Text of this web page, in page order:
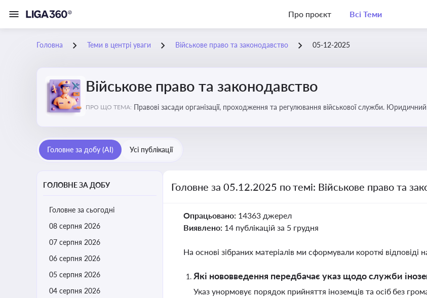
Про проєкт Всі Теми
Головна Теми в центрі уваги Військове право та законодавство 05-12-2025
Військове право та законодавство
ПРО ЩО ТЕМА: Правові засади організації, проходження та регулювання військової служби. Юридичний
Головне за добу (AI) Усі публікації
ГОЛОВНЕ ЗА ДОБУ
Головне за сьогодні
08 серпня 2026
07 серпня 2026
06 серпня 2026
05 серпня 2026
04 серпня 2026
Головне за 05.12.2025 по темі: Військове право та
Опрацьовано: 14363 джерел
Виявлено: 14 публікацій за 5 грудня
На основі зібраних матеріалів ми сформували короткі відповіді
Які нововведення передбачає указ щодо служби
Указ унормовує порядок прийняття іноземців та осіб без